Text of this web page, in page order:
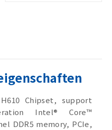
Chipset, support
Intel® Core™
DDR5 memory, PCIe,